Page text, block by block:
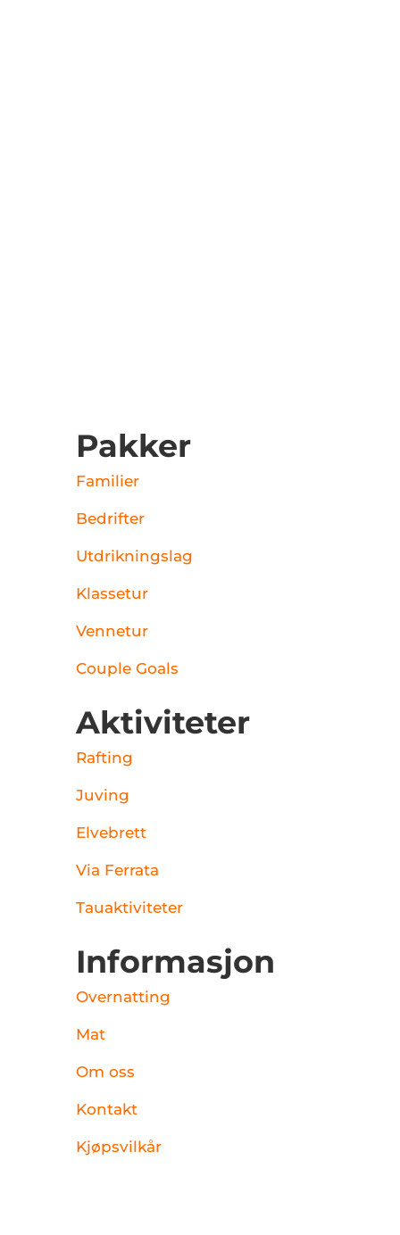
Pakker
Familier
Bedrifter
Utdrikningslag
Klassetur
Vennetur
Couple Goals
Aktiviteter
Rafting
Juving
Elvebrett
Via Ferrata
Tauaktiviteter
Informasjon
Overnatting
Mat
Om oss
Kontakt
Kjøpsvilkår